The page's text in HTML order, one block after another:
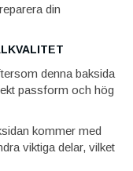
din
denna baksida
passform och hög
kommer med
viktiga delar, vilket